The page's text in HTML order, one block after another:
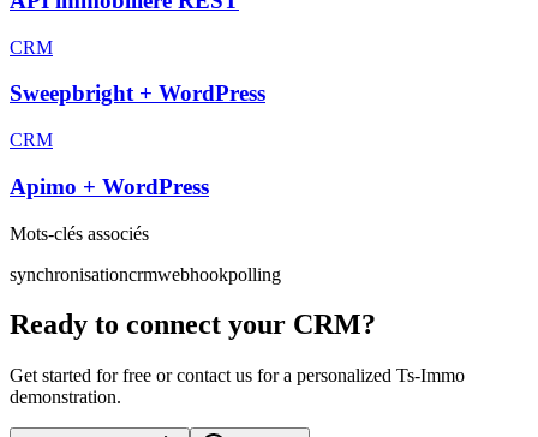
CRM
Sweepbright + WordPress
CRM
Apimo + WordPress
Mots-clés associés
synchronisationcrmwebhookpolling
Ready to connect your CRM?
Get started for free or contact us for a personalized Ts-Immo
demonstration.